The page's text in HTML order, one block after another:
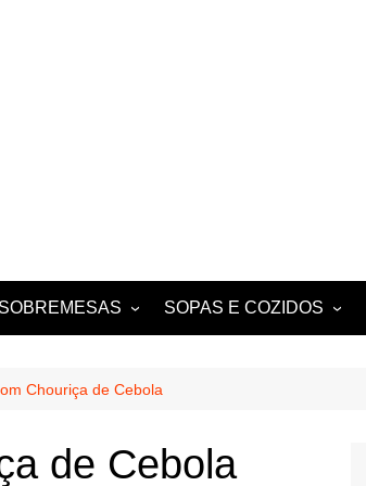
SOBREMESAS
FOLHADOS
TARTES E TORTAS
DOCES
SOPAS E COZIDOS
GUISADOS
Chouriça de Cebola
de Cebola